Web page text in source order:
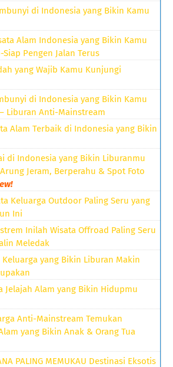
di Indonesia yang Bikin Kamu
Alam Indonesia yang Bikin Kamu
Pengen Jalan Terus
yang Wajib Kamu Kunjungi
di Indonesia yang Bikin Kamu
Liburan Anti-Mainstream
Alam Terbaik di Indonesia yang Bikin
di Indonesia yang Bikin Liburanmu
Jeram, Berperahu & Spot Foto
Keluarga Outdoor Paling Seru yang
Ini
Inilah Wisata Offroad Paling Seru
Meledak
Keluarga yang Bikin Liburan Makin
Jelajah Alam yang Bikin Hidupmu
Anti-Mainstream Temukan
yang Bikin Anak & Orang Tua
PALING MEMUKAU Destinasi Eksotis